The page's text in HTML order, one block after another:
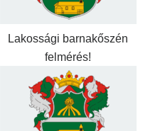
Lakossági barnakőszén
felmérés!